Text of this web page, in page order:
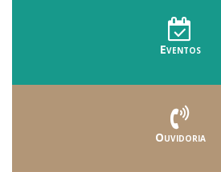
Eventos
Ouvidoria